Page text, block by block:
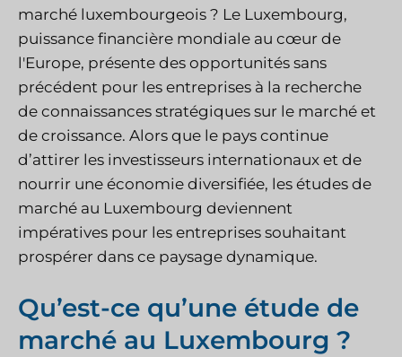
marché luxembourgeois ? Le Luxembourg,
puissance financière mondiale au cœur de
l'Europe, présente des opportunités sans
précédent pour les entreprises à la recherche
de connaissances stratégiques sur le marché et
de croissance. Alors que le pays continue
d’attirer les investisseurs internationaux et de
nourrir une économie diversifiée, les études de
marché au Luxembourg deviennent
impératives pour les entreprises souhaitant
prospérer dans ce paysage dynamique.
Qu’est-ce qu’une étude de
marché au Luxembourg ?